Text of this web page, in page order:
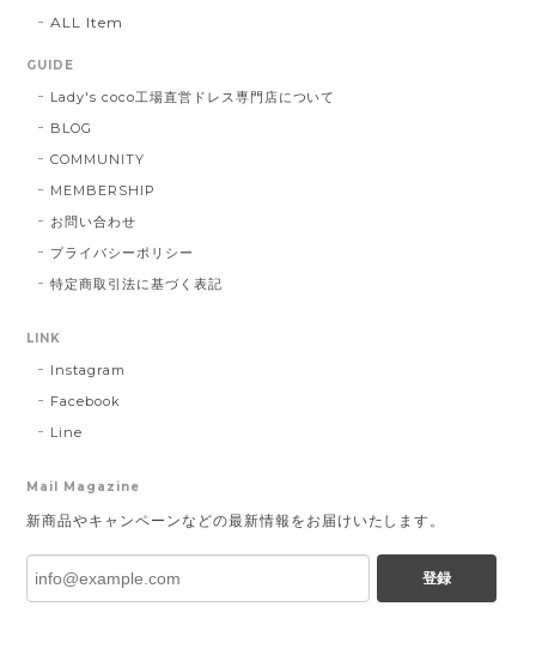
ALL Item
GUIDE
Lady's coco工場直営ドレス専門店について
BLOG
COMMUNITY
MEMBERSHIP
お問い合わせ
プライバシーポリシー
特定商取引法に基づく表記
LINK
Instagram
Facebook
Line
Mail Magazine
新商品やキャンペーンなどの最新情報をお届けいたします。
登録